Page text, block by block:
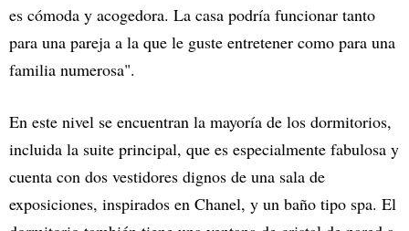
es cómoda y acogedora. La casa podría funcionar tanto
para una pareja a la que le guste entretener como para una
familia numerosa".
En este nivel se encuentran la mayoría de los dormitorios,
incluida la suite principal, que es especialmente fabulosa y
cuenta con dos vestidores dignos de una sala de
exposiciones, inspirados en Chanel, y un baño tipo spa. El